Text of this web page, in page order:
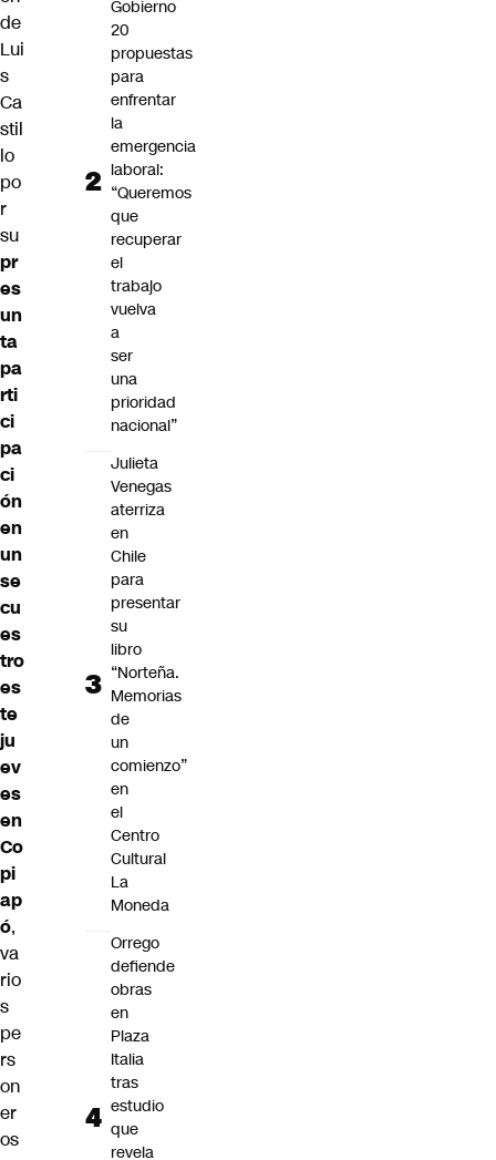
de
Lui
s
Ca
stil
lo
po
r
su
pr
es
un
ta
pa
rti
ci
pa
ci
ón
en
un
se
cu
es
tro
es
te
ju
ev
es
en
Co
pi
ap
ó,
va
rio
s
pe
rs
on
er
os
Gobierno
20
propuestas
para
enfrentar
la
emergencia
laboral:
“Queremos
que
recuperar
el
trabajo
vuelva
a
ser
una
prioridad
nacional”
Julieta
Venegas
aterriza
en
Chile
para
presentar
su
libro
“Norteña.
Memorias
de
un
comienzo”
en
el
Centro
Cultural
La
Moneda
Orrego
defiende
obras
en
Plaza
Italia
tras
estudio
que
revela